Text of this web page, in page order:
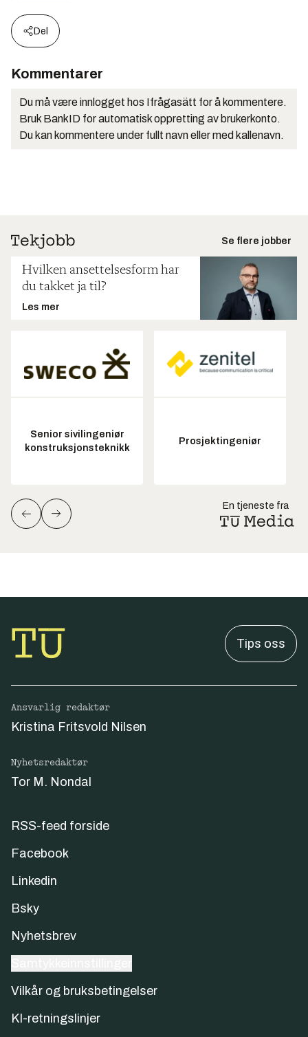
Del
Kommentarer
Du må være innlogget hos Ifrågasätt for å kommentere.
Bruk BankID for automatisk oppretting av brukerkonto.
Du kan kommentere under fullt navn eller med kallenavn.
Se flere jobber
Hvilken ansettelsesform har
du takket ja til?
Les mer
Senior sivilingeniør
konstruksjonsteknikk
Prosjektingeniør
En tjeneste fra
Tips oss
Ansvarlig redaktør
Kristina Fritsvold Nilsen
Nyhetsredaktør
Tor M. Nondal
RSS-feed forside
Facebook
Linkedin
Bsky
Nyhetsbrev
Vilkår og bruksbetingelser
KI-retningslinjer